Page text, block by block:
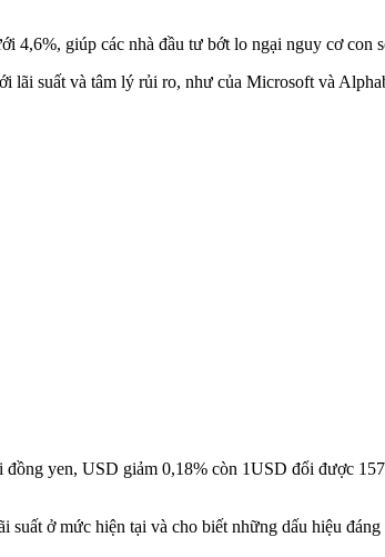
4,6%, giúp các nhà đầu tư bớt lo ngại nguy cơ con
suất và tâm lý rủi ro, như của Microsoft và
yen, USD giảm 0,18% còn 1USD đổi được
ở mức hiện tại và cho biết những dấu hiệu